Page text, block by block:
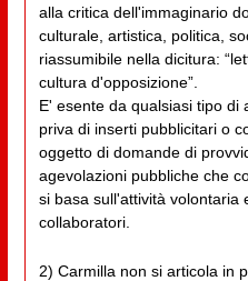
alla critica dell'immaginario
culturale, artistica, politica,
riassumibile nella dicitura:
cultura d'opposizione”.
E' esente da qualsiasi tipo di
priva di inserti pubblicitari o
oggetto di domande di
agevolazioni pubbliche che
si basa sull'attività volontaria
collaboratori.
2) Carmilla non si articola in